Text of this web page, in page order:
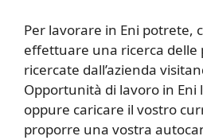
Per lavorare in Eni potrete,
effettuare una ricerca delle
ricercate dall’azienda
Opportunità di lavoro in Eni
oppure caricare il vostro
proporre una vostra